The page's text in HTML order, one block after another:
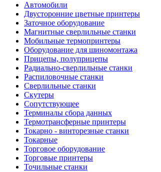
Автомобили
Двусторонние цветные принтеры
Заточное оборудование
Магнитные сверлильные станки
Мобильные термопринтеры
Оборудование для шиномонтажа
Прицепы, полуприцепы
Радиально-сверлильные станки
Распиловочные станки
Сверлильные станки
Скутеры
Сопутствующее
Терминалы сбора данных
Термотрансферные принтеры
Токарно - винторезные станки
Токарные
Торговое оборудование
Торговые принтеры
Точильные станки